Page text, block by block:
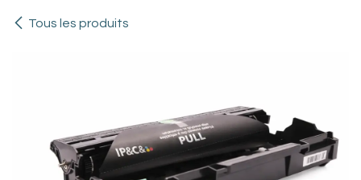
Tous les produits